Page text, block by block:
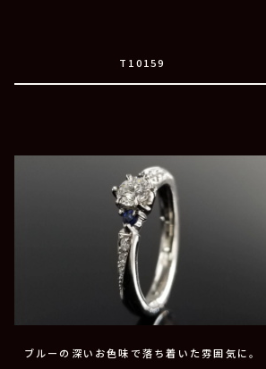
T10159
ブルーの深いお色味で落ち着いた雰囲気に。